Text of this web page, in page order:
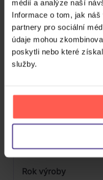
médií a analýze naší
Informace o tom, jak
partnery pro sociální
údaje mohou
poskytli nebo které
služby.
Počet BD
Počet vinyl
Počet KiT
Balení média
Titulky
Rok výroby